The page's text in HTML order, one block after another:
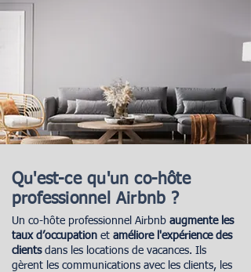
contribuant ainsi à des expériences
clients positives et à des réservations
répétées.
Qu'est-ce qu'un co-hôte
professionnel Airbnb ?
Un co-hôte professionnel Airbnb augmente les
taux d’occupation et améliore l'expérience des
clientsdans les locations de vacances. Ils
gèrent les communications avec les clients, les